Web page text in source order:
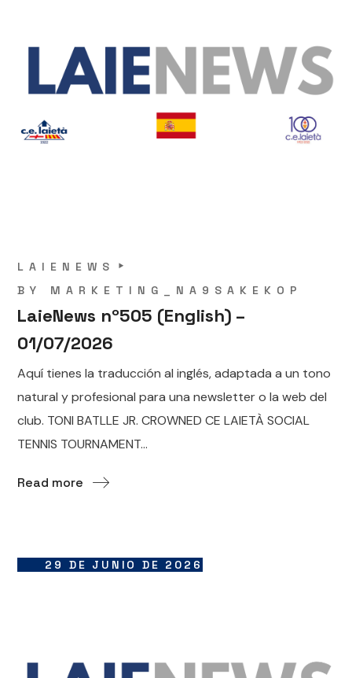
LAIENEWS
BY MARKETING_NA9SAKEKOP
LaieNews nº505 (English) –
01/07/2026
Aquí tienes la traducción al inglés, adaptada a un tono
natural y profesional para una newsletter o la web del
club. TONI BATLLE JR. CROWNED CE LAIETÀ SOCIAL
TENNIS TOURNAMENT...
Read more
29 DE JUNIO DE 2026